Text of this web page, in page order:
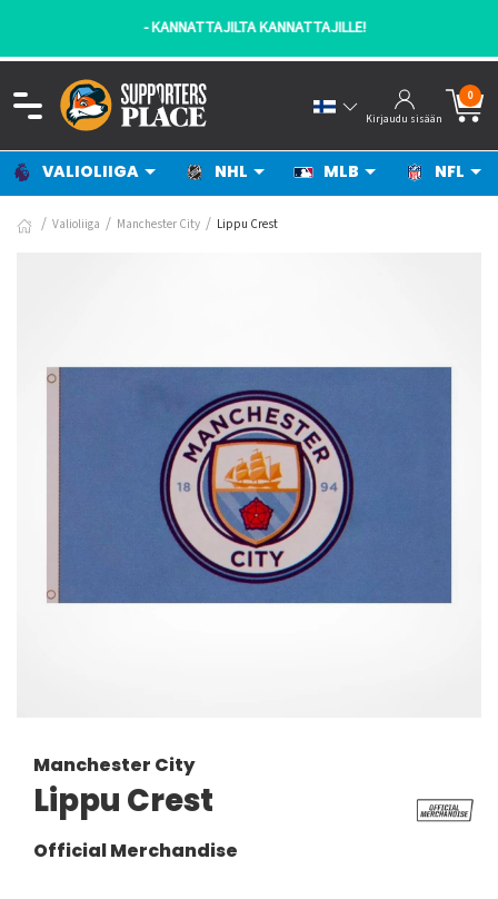
- KANNATTAJILTA KANNATTAJILLE!
Kirjaudu sisään
0
VALIOLIIGA NHL MLB NFL
Valioliiga Manchester City Lippu Crest
Manchester City
Lippu Crest
Official Merchandise